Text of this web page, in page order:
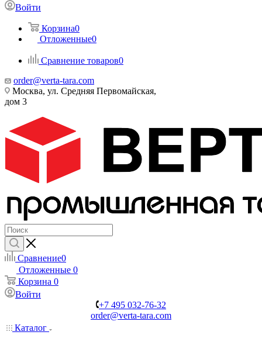
Войти
Корзина0
Отложенные0
Сравнение товаров0
order@verta-tara.com
Москва, ул. Средняя Первомайская,
дом 3
Сравнение0
Отложенные 0
Корзина 0
Войти
+7 495 032-76-32
order@verta-tara.com
Каталог